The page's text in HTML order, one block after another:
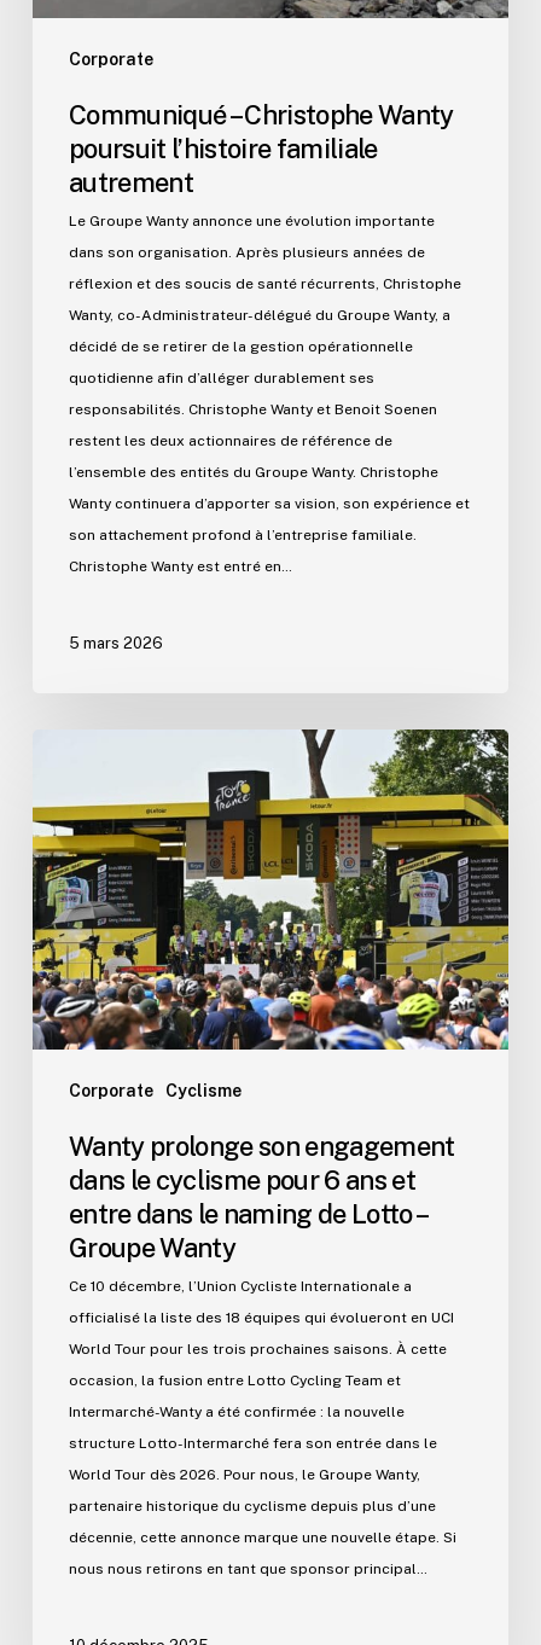
Corporate
Communiqué – Christophe Wanty
poursuit l’histoire familiale
autrement
Le Groupe Wanty annonce une évolution importante
dans son organisation. Après plusieurs années de
réflexion et des soucis de santé récurrents, Christophe
Wanty, co-Administrateur-délégué du Groupe Wanty, a
décidé de se retirer de la gestion opérationnelle
quotidienne afin d’alléger durablement ses
responsabilités. Christophe Wanty et Benoit Soenen
restent les deux actionnaires de référence de
l’ensemble des entités du Groupe Wanty. Christophe
Wanty continuera d’apporter sa vision, son expérience et
son attachement profond à l’entreprise familiale.
Christophe Wanty est entré en…
5 mars 2026
Corporate Cyclisme
son
engagement
dans
le
cyclisme
pour
6
ans
entre
naming
Lotto
Groupe
Wanty
Wanty prolonge son engagement
dans le cyclisme pour 6 ans et
entre dans le naming de Lotto –
Groupe Wanty
Ce 10 décembre, l’Union Cycliste Internationale a
officialisé la liste des 18 équipes qui évolueront en UCI
World Tour pour les trois prochaines saisons. À cette
occasion, la fusion entre Lotto Cycling Team et
Intermarché-Wanty a été confirmée : la nouvelle
structure Lotto-Intermarché fera son entrée dans le
World Tour dès 2026. Pour nous, le Groupe Wanty,
partenaire historique du cyclisme depuis plus d’une
décennie, cette annonce marque une nouvelle étape. Si
nous nous retirons en tant que sponsor principal…